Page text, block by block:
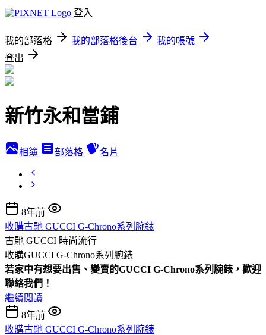
登入
我的部落格 我的部落格後台
我的帳號
登出
新竹永和當鋪
相簿 部落格 名片
8年前
收購古馳 GUCCI G-Chrono系列腕錶
古馳 GUCCI 時尚流行
收購GUCCI G-Chrono系列腕錶
若家中有想要出售、變賣的GUCCI G-Chrono系列腕錶，歡迎
聯絡我們！
繼續閱讀
8年前
收購古馳 GUCCI G-Chrono系列腕錶